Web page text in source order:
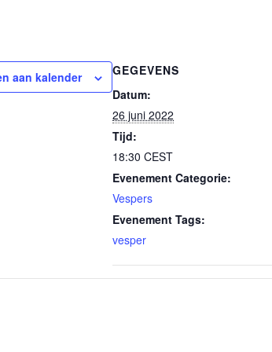
aan kalender
GEGEVENS
Datum:
26 juni 2022
Tijd:
18:30 CEST
Evenement Categorie:
Vespers
Evenement Tags:
vesper